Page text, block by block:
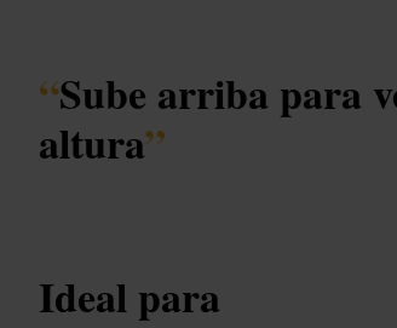
“Sube arriba para
altura”
Ideal para